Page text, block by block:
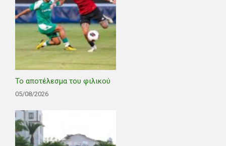
Το αποτέλεσμα του φιλικού
05/08/2026